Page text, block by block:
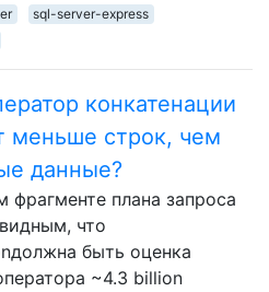
sql-server-express
конкатенации
меньше строк, чем
данные?
плана запроса
что
быть оценка
~4.3 billion